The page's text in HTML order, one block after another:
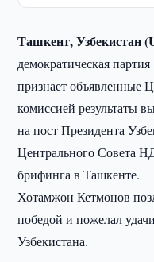
Ташкент, Узбекистан
демократическая
признает объявленные
комиссией результаты
на пост Президента
Центрального Совета
брифинга в Ташкенте.
Хотамжон Кетмонов
победой и пожелал
Узбекистана.